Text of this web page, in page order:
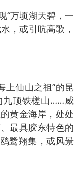
“万顷湖天碧，一
，或引吭高歌，
上仙山之祖”的昆
九顶铁槎山……威
黄金海岸，处处
最具胶东特色的
鹭翔集，或风景